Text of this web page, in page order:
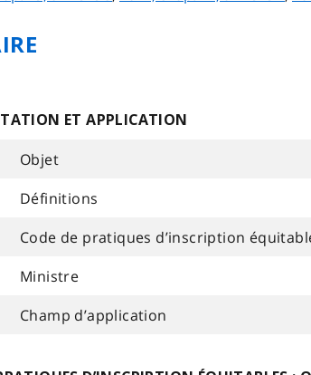
ET APPLICATION
Objet
Définitions
Code de pratiques d’inscription
Ministre
Champ d’application